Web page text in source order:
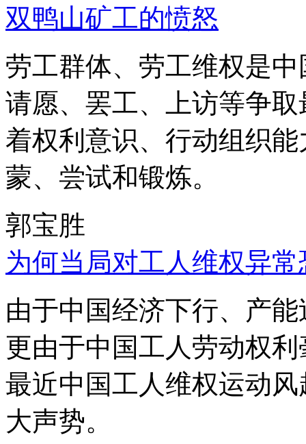
双鸭山矿工的愤怒
劳工群体、劳工维权是
请愿、罢工、上访等争
着权利意识、行动组织
蒙、尝试和锻炼。
郭宝胜
为何当局对工人维权异
由于中国经济下行、产
更由于中国工人劳动权
最近中国工人维权运动
大声势。